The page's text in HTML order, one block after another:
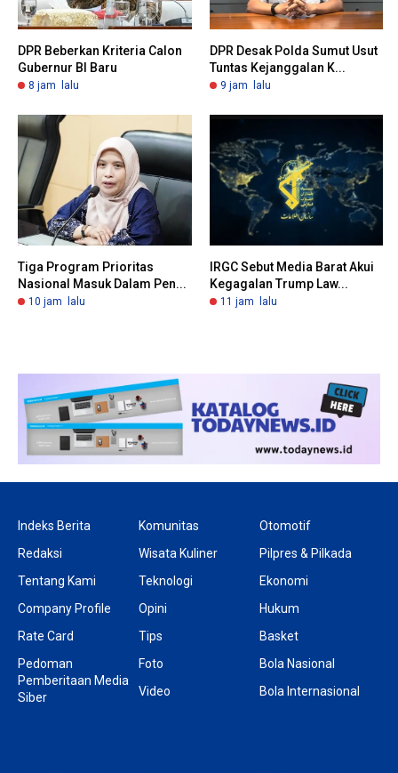
DPR Beberkan Kriteria Calon
Gubernur BI Baru
8 jam lalu
DPR Desak Polda Sumut Usut
Tuntas Kejanggalan K...
9 jam lalu
Tiga Program Prioritas
Nasional Masuk Dalam Pen...
10 jam lalu
IRGC Sebut Media Barat Akui
Kegagalan Trump Law...
11 jam lalu
Indeks Berita
Redaksi
Tentang Kami
Company Profile
Rate Card
Pedoman
Pemberitaan Media
Siber
Komunitas
Wisata Kuliner
Teknologi
Opini
Tips
Foto
Video
Otomotif
Pilpres & Pilkada
Ekonomi
Hukum
Basket
Bola Nasional
Bola Internasional